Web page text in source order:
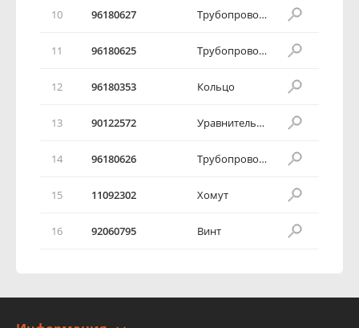
10 96180627 Трубопроводы питания
11 96180625 Трубопровод питания передний
12 96180353 Кольцо
13 90122572 Уравнительный бачок
14 96180626 Трубопровод питания задний
15 11092302 Хомут
16 92060795 Винт